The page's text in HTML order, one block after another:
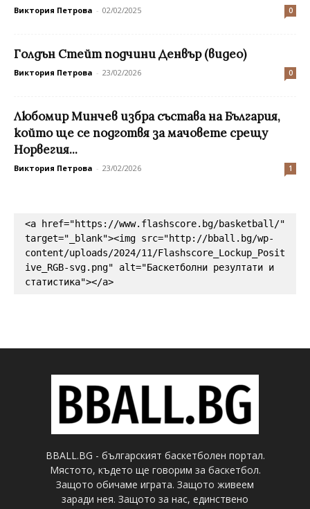
Виктория Петрова - 02/02/2025 0
Голдън Стейт подчини Денвър (видео)
Виктория Петрова - 23/02/2026 0
Любомир Минчев избра състава на България,
който ще се подготвя за мачовете срещу
Норвегия...
Виктория Петрова - 23/02/2026 1
<a href="https://www.flashscore.bg/basketball/"
target="_blank"><img src="http://bball.bg/wp-
content/uploads/2024/11/Flashscore_Lockup_Posit
ive_RGB-svg.png" alt="Баскетболни резултати и
статистика"></a>
BBALL.BG - българският баскетболен портал.
Мястото, където ще говорим за баскетбол.
Защото обичаме играта. Защото живеем
заради нея. Защото за нас, единствено